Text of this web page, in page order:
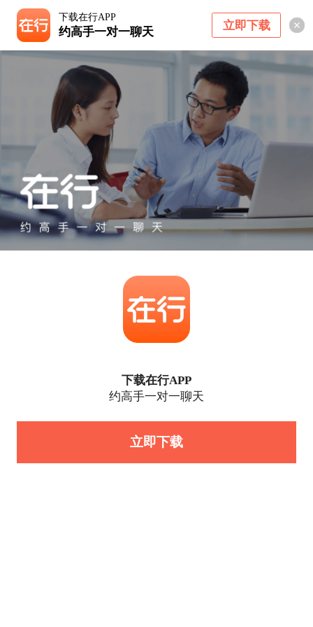
下载在行APP
约高手一对一聊天 立即下载
下载在行APP
约高手一对一聊天
立即下载